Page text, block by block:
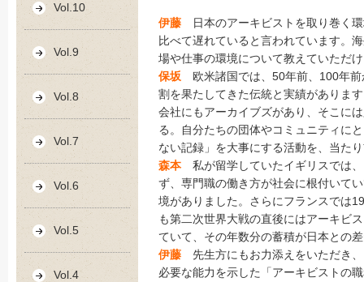
Vol.10
Vol.9
Vol.8
Vol.7
Vol.6
Vol.5
Vol.4
伊藤 日本のアーキビストを取り巻く
比べて遅れていると言われています。
場や仕事の環境について教えていただ
保坂 欧米諸国では、50年前、100年前
割を果たしてきた伝統と実績がありま
会社にもアーカイブズがあり、そこに
る。自分たちの団体やコミュニティに
ない記録」を大事にする活動を、当た
森本私が留学していたイギリスでは、
ず、専門職の働き方が社会に根付いて
境がありました。さらにフランスでは
も第二次世界大戦の直後にはアーキビ
ていて、その年数分の蓄積が日本との
伊藤 先生方にもお力添えをいただき
必要な能力を示した「アーキビストの